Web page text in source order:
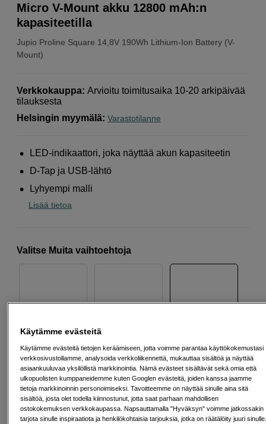
Jupio Proline Square 14,8V 190Wh Lithium-Ion Battery (V-
Mount)
Micro V-Mount akku 12800 mAh:n
kapasiteetilla
Verkkokauppa: Arvioitu toimitusaika 10-20 arkipäivää
tilauksesta
Helsingin myymälä: Varastotilanne
LED-indikaattori, joka näyttää akun kapasiteetin
D-Tap ja USB-lähtö
Lyhyempi malli
Lisää tietoa
Valitse Muita vaihtoehtoja
399 EUR
Lisää ostoskoriin
Käytämme evästeitä
Käytämme evästeitä tietojen keräämiseen, jotta voimme parantaa käyttökokemustasi
verkkosivustollamme, analysoida verkkoliikennettä, mukauttaa sisältöä ja näyttää
asiaankuuluvaa yksilöllistä markkinointia. Nämä evästeet sisältävät sekä omia että
ulkopuolisten kumppaneidemme kuten Googlen evästeitä, joiden kanssa jaamme
tietoja markkinoinnin personoimiseksi. Tavoitteemme on näyttää sinulle aina sitä
sisältöä, josta olet todella kiinnostunut, jotta saat parhaan mahdollisen
ostokokemuksen verkkokaupassa. Napsauttamalla "Hyväksyn" voimme jatkossakin
tarjota sinulle inspiraatiota ja henkilökohtaisia tarjouksia, jotka on räätälöity juuri